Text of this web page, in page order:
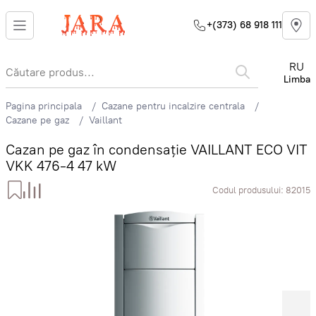
+(373) 68 918 111
RU
Limba
Pagina principala
Cazane pentru incalzire centrala
Cazane pe gaz
Vaillant
Cazan pe gaz în condensație VAILLANT ECO VIT
VKK 476-4 47 kW
Codul produsului: 82015